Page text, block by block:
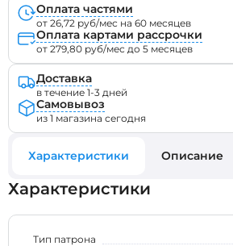
Характеристики Описание
Характеристики
Тип патрона
Оплата частями
от 26,72 руб/мес на 60 месяцев
Оплата картами рассрочки
от 279,80 руб/мес до 5 месяцев
Доставка
в течение 1-3 дней
Самовывоз
из 1 магазина сегодня